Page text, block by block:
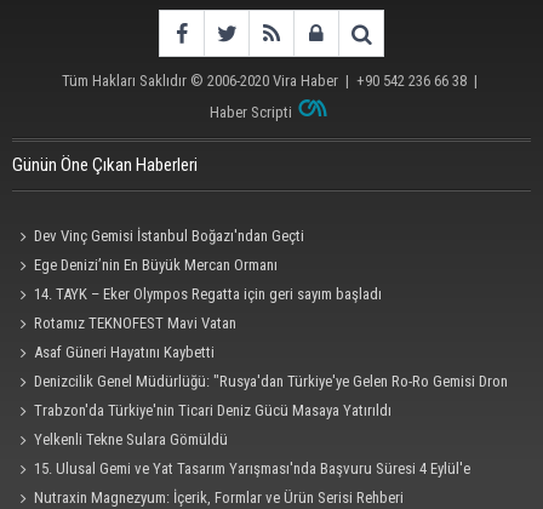
Tüm Hakları Saklıdır © 2006-2020 Vira Haber | +90 542 236 66 38 |
Haber Scripti
Günün Öne Çıkan Haberleri
Dev Vinç Gemisi İstanbul Boğazı'ndan Geçti
Ege Denizi’nin En Büyük Mercan Ormanı
14. TAYK – Eker Olympos Regatta için geri sayım başladı
Rotamız TEKNOFEST Mavi Vatan
Asaf Güneri Hayatını Kaybetti
Denizcilik Genel Müdürlüğü: "Rusya'dan Türkiye'ye Gelen Ro-Ro Gemisi Dron
Saldırısına Uğradı"
Trabzon'da Türkiye'nin Ticari Deniz Gücü Masaya Yatırıldı
Yelkenli Tekne Sulara Gömüldü
15. Ulusal Gemi ve Yat Tasarım Yarışması'nda Başvuru Süresi 4 Eylül'e
Uzatıldı
Nutraxin Magnezyum: İçerik, Formlar ve Ürün Serisi Rehberi